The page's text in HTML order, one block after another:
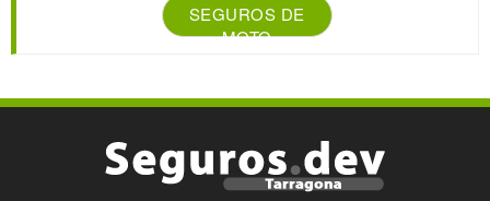
SEGUROS DE
MOTO